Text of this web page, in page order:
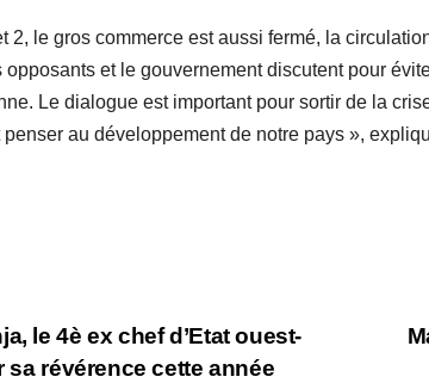
2, le gros commerce est aussi fermé, la
et le gouvernement discutent pour
Le dialogue est important pour sortir de la
au développement de notre pays »,
le 4è ex chef d’Etat ouest-
sa révérence cette année